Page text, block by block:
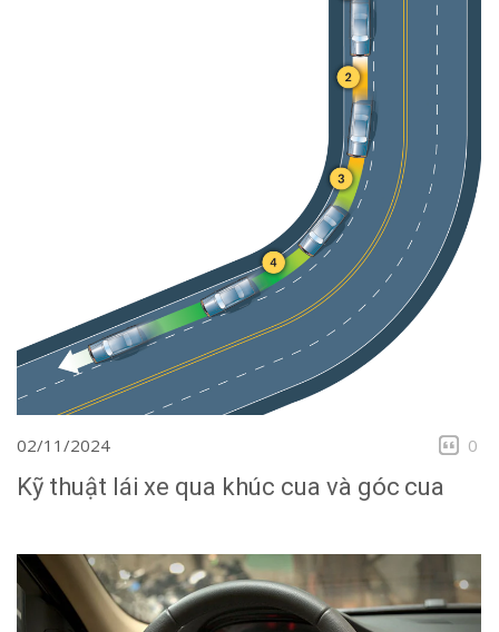
02/11/2024 0
Kỹ thuật lái xe qua khúc cua và góc cua